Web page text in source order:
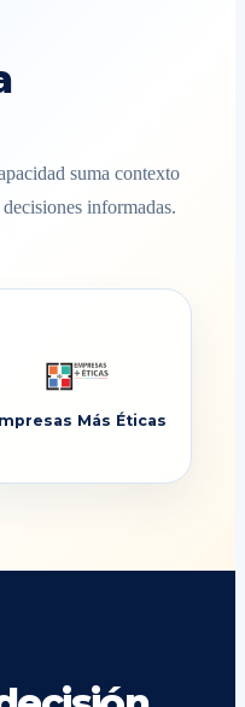
suma contexto
informadas.
Más Éticas